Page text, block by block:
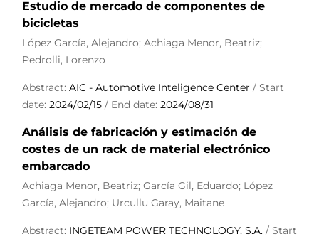
Estudio de mercado de componentes de
bicicletas
López García, Alejandro; Achiaga Menor, Beatriz;
Pedrolli, Lorenzo
Abstract: AIC - Automotive Inteligence Center / Start
date: 2024/02/15 / End date: 2024/08/31
Análisis de fabricación y estimación de
costes de un rack de material electrónico
embarcado
Achiaga Menor, Beatriz; García Gil, Eduardo; López
García, Alejandro; Urcullu Garay, Maitane
Abstract: INGETEAM POWER TECHNOLOGY, S.A. / Start